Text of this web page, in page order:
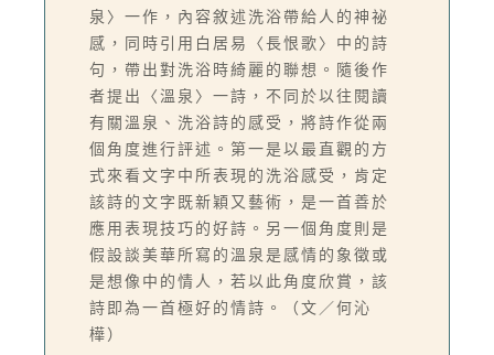
泉〉一作，內容敘述洗浴帶給人的神祕
感，同時引用白居易〈長恨歌〉中的詩
句，帶出對洗浴時綺麗的聯想。隨後作
者提出〈溫泉〉一詩，不同於以往閱讀
有關溫泉、洗浴詩的感受，將詩作從兩
個角度進行評述。第一是以最直觀的方
式來看文字中所表現的洗浴感受，肯定
該詩的文字既新穎又藝術，是一首善於
應用表現技巧的好詩。另一個角度則是
假設談美華所寫的溫泉是感情的象徵或
是想像中的情人，若以此角度欣賞，該
詩即為一首極好的情詩。（文／何沁
樺）